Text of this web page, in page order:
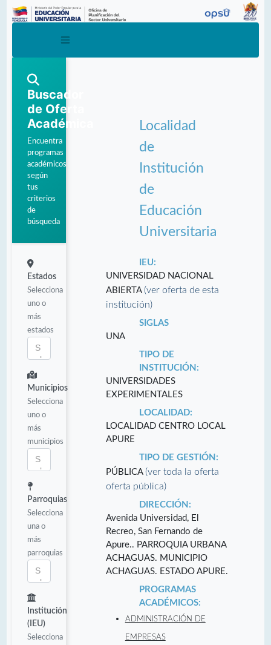
Buscador
de Oferta
Académica
Encuentra
programas
académicos
según
tus
criterios
de
búsqueda
Estados
Selecciona
uno o
más
estados
Municipios
Selecciona
uno o
más
municipios
Parroquias
Selecciona
una o
más
parroquias
Institución
(IEU)
Selecciona
Localidad
de
Institución
de
Educación
Universitaria
IEU:
UNIVERSIDAD NACIONAL
ABIERTA (ver oferta de esta
institución)
SIGLAS
UNA
TIPO DE
INSTITUCIÓN:
UNIVERSIDADES
EXPERIMENTALES
LOCALIDAD:
LOCALIDAD CENTRO LOCAL
APURE
TIPO DE GESTIÓN:
PÚBLICA (ver toda la oferta
oferta pública)
DIRECCIÓN:
Avenida Universidad, El
Recreo, San Fernando de
Apure.. PARROQUIA URBANA
ACHAGUAS. MUNICIPIO
ACHAGUAS. ESTADO APURE.
PROGRAMAS
ACADÉMICOS:
ADMINISTRACIÓN DE
EMPRESAS